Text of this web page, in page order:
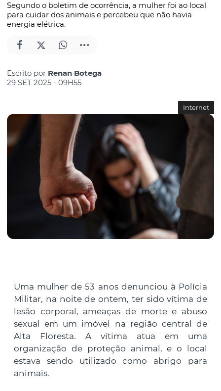
Segundo o boletim de ocorrência, a mulher foi ao local
para cuidar dos animais e percebeu que não havia
energia elétrica.
Escrito por Renan Botega
29 SET 2025 - 09H55
Internet
Uma mulher de 53 anos denunciou à Polícia
Militar, na noite de ontem, ter sido vítima de
lesão corporal, ameaças de morte e abuso
sexual em um imóvel na região central de
Alta Floresta. A vítima atua em uma
organização de proteção animal, e o local
estava sendo utilizado como abrigo para
animais.